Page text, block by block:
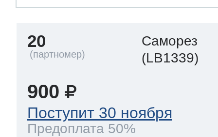
20
Саморез
(LB1339)
900
Поступит 30 ноября
Предоплата 50%